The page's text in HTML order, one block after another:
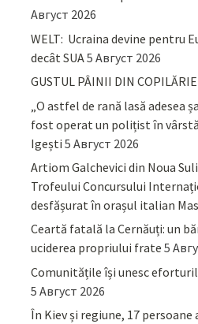
Август 2026
WELT: Ucraina devine pentru
decât SUA5 Август 2026
GUSTUL PÂINII DIN COPILĂRIE
„O astfel de rană lasă adesea
fost operat un polițist în
Igești 5 Август 2026
Artiom Galchevici din Noua
Trofeului Concursului
desfășurat în orașul italian
Ceartă fatală la Cernăuți: un
uciderea propriului frate 5
Comunitățile își unesc
5 Август 2026
În Kiev și regiune, 17